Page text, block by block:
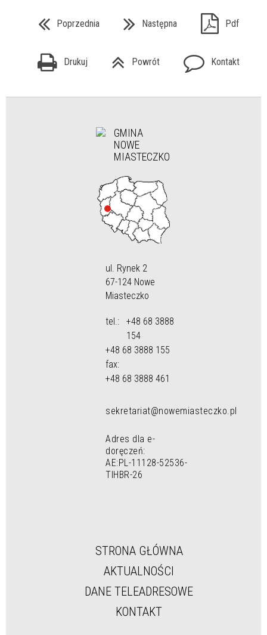
Poprzednia Następna Pdf
Drukuj Powrót Kontakt
GMINA
NOWE
MIASTECZKO
ul. Rynek 2
67-124 Nowe
Miasteczko
tel.:
+48 68 3888
154
+48 68 3888 155
fax:
+48 68 3888 461
sekretariat@nowemiasteczko.pl
Adres dla e-
doręczeń:
AE:PL-11128-52536-
TIHBR-26
STRONA GŁÓWNA
AKTUALNOŚCI
DANE TELEADRESOWE
KONTAKT